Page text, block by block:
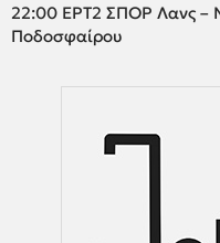
22:00 ΕΡΤ2 ΣΠΟΡ Λανς –
Ποδοσφαίρου